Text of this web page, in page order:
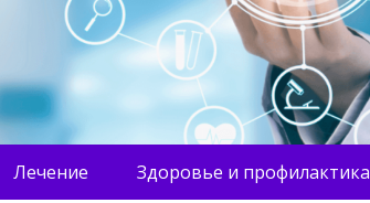
Лечение Здоровье и профилактика